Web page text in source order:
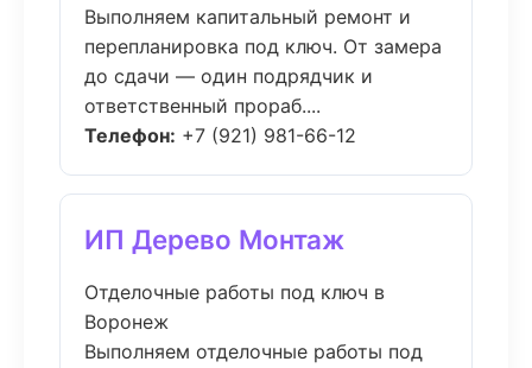
Выполняем капитальный ремонт и
перепланировка под ключ. От замера
до сдачи — один подрядчик и
ответственный прораб....
Телефон: +7 (921) 981-66-12
ИП Дерево Монтаж
Отделочные работы под ключ в
Воронеж
Выполняем отделочные работы под